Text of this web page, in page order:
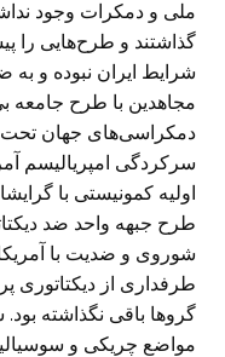
ملی و دمکرات وجود
گذاشتند و طرح‌هایی را
شرایط ایران نبوده و
مجاهدین با طرح جامعه
دمکراسی‌های جهان تحت
سرکردگی امپریالیسم
اولیه کمونیستی با
طرح جبهه واحد ضد
شوروی و ضدیت با
طرفداری از دیکتاتوری
گرو‌ها باقی نگذاشته
مواضع چریکی و